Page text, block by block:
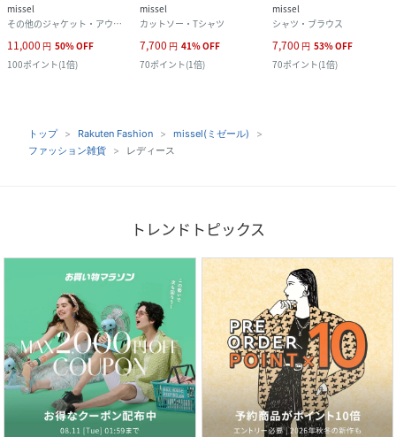
missel
その他のジャケット・アウター
11,000 円 50%OFF
100ポイント(1倍)
missel
カットソー・Tシャツ
7,700 円 41%OFF
70ポイント(1倍)
missel
シャツ・ブラウス
7,700 円 53%OFF
70ポイント(1倍)
トップ Rakuten Fashion
missel(ミゼール)
ファッション雑貨
レディース
トレンドトピックス